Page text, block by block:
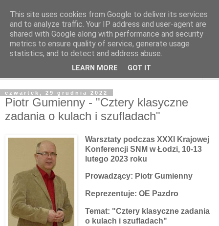
czwartek, 29 grudnia 2022
Piotr Gumienny - "Cztery klasyczne
zadania o kulach i szufladach"
Warsztaty podczas XXXI Krajowej
Konferencji SNM w Łodzi, 10-13
lutego 2023 roku
Prowadzący: Piotr Gumienny
Reprezentuje: OE Pazdro
Temat: "Cztery klasyczne zadania
o kulach i szufladach"
This site uses cookies from Google to deliver its services
and to analyze traffic. Your IP address and user-agent are
shared with Google along with performance and security
metrics to ensure quality of service, generate usage
statistics, and to detect and address abuse.
LEARN MORE GOT IT